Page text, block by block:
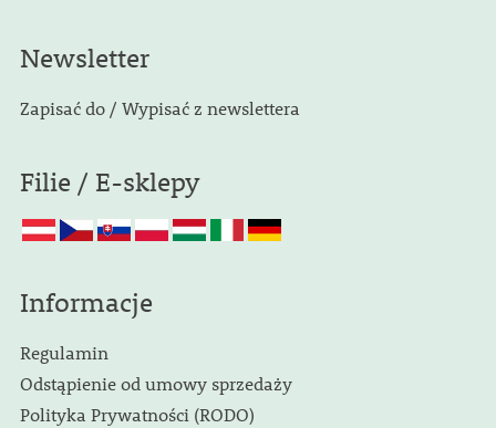
Newsletter
Zapisać do / Wypisać z newslettera
Filie / E-sklepy
Informacje
Regulamin
Odstąpienie od umowy sprzedaży
Polityka Prywatności (RODO)